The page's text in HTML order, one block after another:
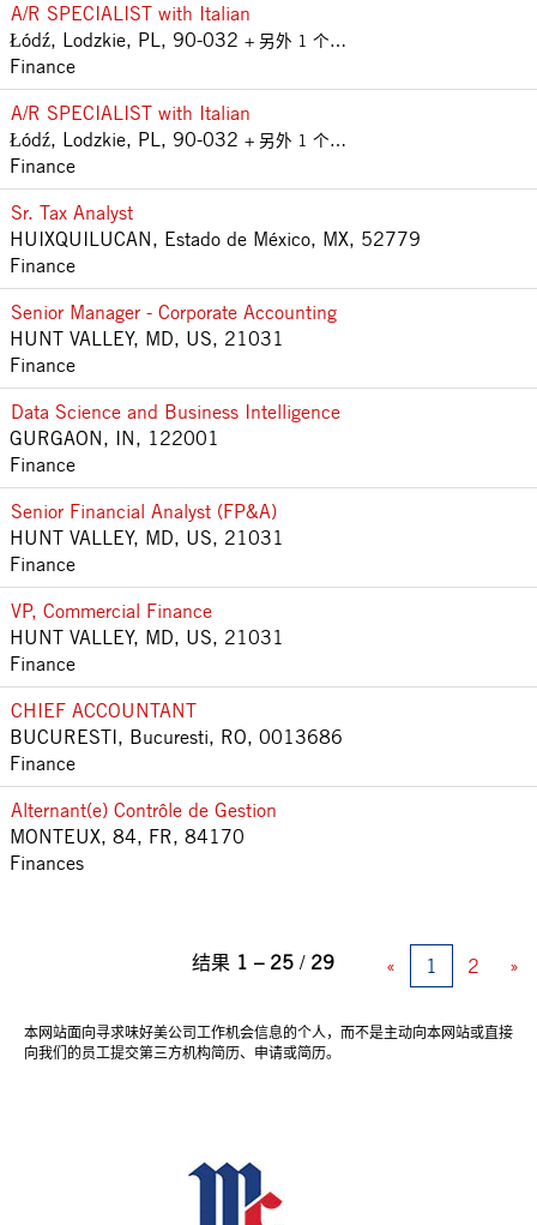
A/R SPECIALIST with Italian
Łódź, Lodzkie, PL, 90-032 + 另外 1 个…
Finance
A/R SPECIALIST with Italian
Łódź, Lodzkie, PL, 90-032 + 另外 1 个…
Finance
Sr. Tax Analyst
HUIXQUILUCAN, Estado de México, MX, 52779
Finance
Senior Manager - Corporate Accounting
HUNT VALLEY, MD, US, 21031
Finance
Data Science and Business Intelligence
GURGAON, IN, 122001
Finance
Senior Financial Analyst (FP&A)
HUNT VALLEY, MD, US, 21031
Finance
VP, Commercial Finance
HUNT VALLEY, MD, US, 21031
Finance
CHIEF ACCOUNTANT
BUCURESTI, Bucuresti, RO, 0013686
Finance
Alternant(e) Contrôle de Gestion
MONTEUX, 84, FR, 84170
Finances
结果 1 – 25 / 29 « 1 2 »
本网站面向寻求味好美公司工作机会信息的个人，而不是主动向本网站或直接
向我们的员工提交第三方机构简历、申请或简历。